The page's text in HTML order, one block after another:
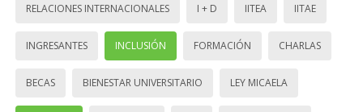
RELACIONES INTERNACIONALES I + D IITEA IITAE
INGRESANTES INCLUSIÓN FORMACIÓN CHARLAS
BECAS BIENESTAR UNIVERSITARIO LEY MICAELA